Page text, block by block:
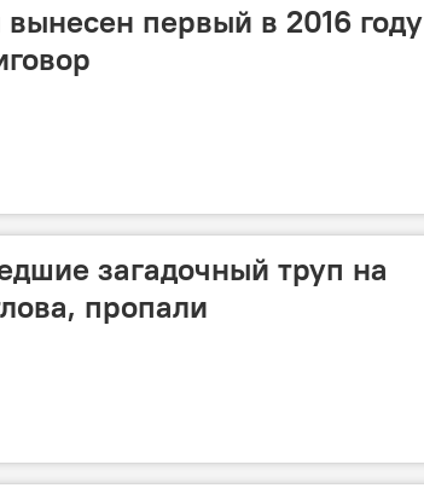
первый в 2016 году
загадочный труп на
пропали